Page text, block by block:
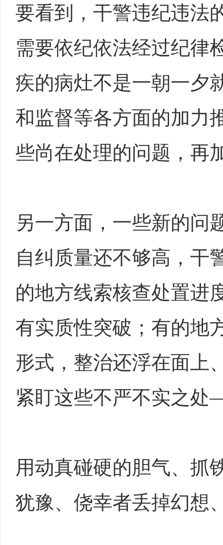
要看到，干警违纪违法
需要依纪依法经过纪律
疾的病灶不是一朝一夕
和监督等各方面的加力
些尚在处理的问题，再
另一方面，一些新的问
自纠质量还不够高，干
的地方线索核查处置进
有实质性突破；有的地
形式，整治还浮在面上
紧盯这些不严不实之
用动真碰硬的胆气、抓
犹豫、侥幸者丢掉幻想